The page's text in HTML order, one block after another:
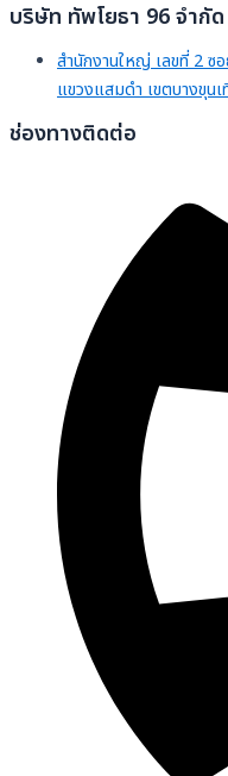
บริษัท ทัพโยธา 96 จำกัด
สำนักงานใหญ่ เลขที่ 2
แขวงแสมดำ เขตบางขุน
ช่องทางติดต่อ